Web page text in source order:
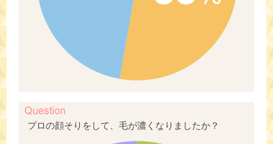
プロの顔そりをして、毛が濃くなりましたか？